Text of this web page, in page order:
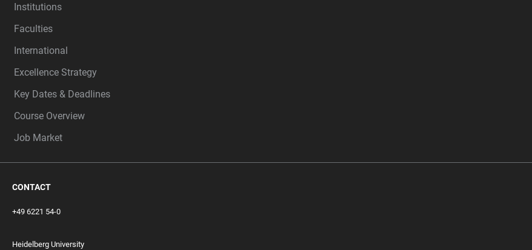
Institutions
Faculties
International
Excellence Strategy
Key Dates & Deadlines
Course Overview
Job Market
CONTACT
+49 6221 54-0
Heidelberg University